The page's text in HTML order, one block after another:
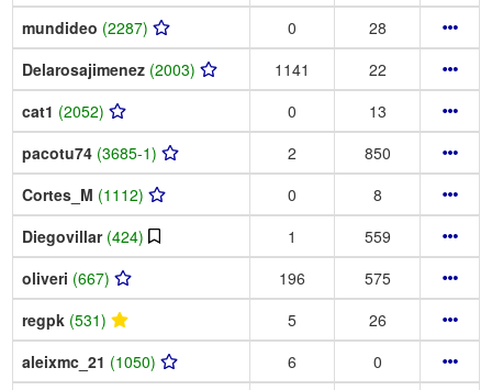
mundideo (2287) 0
28
Delarosajimenez (2003) 1141
22
cat1 (2052) 0
13
pacotu74 (3685-1) 2
850
Cortes_M (1112) 0
8
Diegovillar (424) 1
559
oliveri (667) 196
575
regpk (531) 5
26
aleixmc_21 (1050) 6
0